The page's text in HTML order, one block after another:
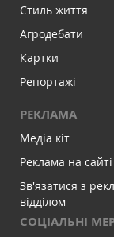
Стиль життя
Агродебати
Картки
Репортажі
РЕКЛАМА
Медіа кіт
Реклама на сайті
Зв'язатися з
відділом
СОЦІАЛЬНІ